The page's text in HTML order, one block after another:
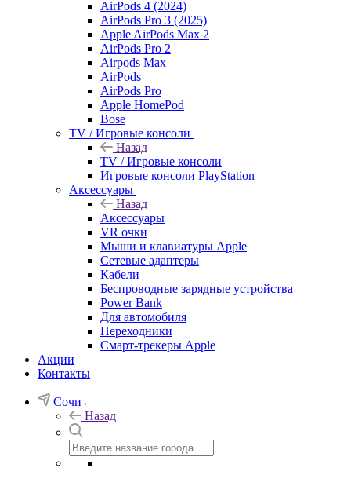
AirPods 4 (2024)
AirPods Pro 3 (2025)
Apple AirPods Max 2
AirPods Pro 2
Airpods Max
AirPods
AirPods Pro
Apple HomePod
Bose
TV / Игровые консоли
Назад
TV / Игровые консоли
Игровые консоли PlayStation
Аксессуары
Назад
Аксессуары
VR очки
Мыши и клавиатуры Apple
Сетевые адаптеры
Кабели
Беспроводные зарядные устройства
Power Bank
Для автомобиля
Переходники
Смарт-трекеры Apple
Акции
Контакты
Сочи
Назад